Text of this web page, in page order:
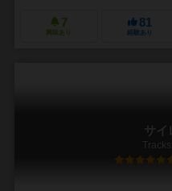
7
興味あり
81
経験あり
サイ